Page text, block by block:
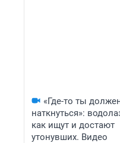
«Где-то ты
наткнуться»:
как ищут и достают
утонувших. Видео